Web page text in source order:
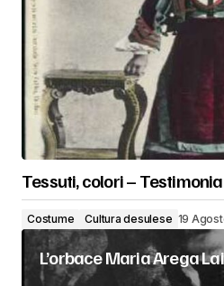
Tessuti, colori –
Costume Cultura desulese 19
L’orbace Maria Arega Lai